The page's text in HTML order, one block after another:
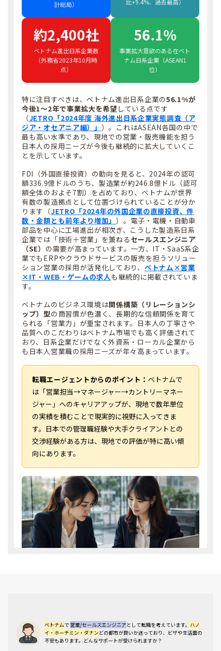
計総局） 比+9.4%、過去最高）
約2,400社
ベトナム進出日系企業数
（外務省2023年10月時
点）
56.1%
事業拡大意欲のある在ベト
ナム日系企業（ASEAN1
位）
特に注目すべきは、ベトナム進出日系企業の56.1%が
今後1〜2年で事業拡大を希望 している点です
（JETRO「2024年度 海外進出日系企業実態調査（ア
ジア・オセアニア編）」 ）。これはASEAN各国の中で
最も高い水準であり、現地での営業・販売機能を担う
日本人の採用ニーズが今後も継続的に拡大していくこ
とを示しています。
FDI（外国直接投資）の動向を見ると、2024年の認可
額336.9億ドルのうち、製造業が約246.8億ドル（認可
額全体のおよそ7割）を占めており、ベトナムが世界
有数の製造拠点として位置づけられていることが分か
ります（JETRO「2024年の外国企業の直接投資、件
数・金額とも前年より増加」）。電子・電機・自動車
部品を中心に工場進出が相次ぎ、こうした製造系日系
企業では「技術＋営業」を兼ねるセールスエンジニア
（SE） の需要が高まっています。一方、IT・SaaS系企
業でもERPやクラウドサービスの販売を担うソリュー
ション営業の採用が活発化しており、 ベトナム×営業
×IT・WEB・ゲームの求人も継続的に掲載されていま
す。
ベトナムのビジネス環境は関係構築（リレーションシ
ップ）型の商習慣が色濃く、長期的な信頼関係を育て
られる「営業力」が重宝されます。日本人の丁寧さや
品質へのこだわりはベトナム市場でも高く評価されて
おり、日系企業だけでなく外資系・ローカル企業から
も日本人営業職の採用ニーズが年々高まっています。
転職エージェントからのポイント： ベトナムで
は「営業担当→マネージャー→カントリーマネー
ジャー」へのキャリアアップが、現地で数年単位
の実績を積むことで現実的に視野に入ってきま
す。日本での管理職経験や大手クライアントとの
交渉経験がある方は、現地での評価が特に高い傾
向にあります。
ン・ダナンの営業求人特性
ベトナムで 営業/セールスエンジニア として転職を考えています。 ハノ
イ・ホーチミン・ダナン どの都市が良いか迷っており、ビザや生活面の
不安もあります。どんなサポートが受けられますか？